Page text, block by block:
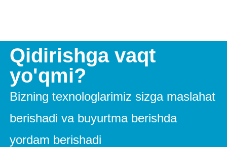
Katta chang yig'uvchi va kuchli filtrlash tizimi
Oson boshqarish va minimal texnik xizmat ko'rsatish
Gadlee GTS 1450 avtoturargohlar, omborlar, sanoat obyektlari va
Qidirishga vaqt
yo'qmi?
Bizning texnologlarimiz sizga maslahat
berishadi va buyurtma berishda
yordam berishadi